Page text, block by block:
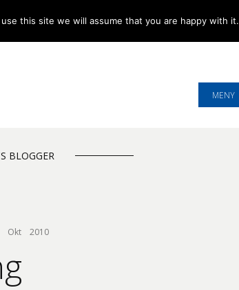
MENY
BLOGGER
Okt    2010
this site we will assume that you are happy with it.